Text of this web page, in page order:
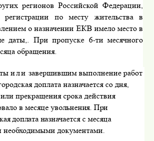
регионов Российской Федера­ции,
регистрации по месту житель­ства в
о назначении ЕКВ имело место в
даты,. При пропуске 6-ти месячного
обращения.
или завершившим выполнение работ
доплата назнача­ется со дня,
прекращения срока действия
в месяцеувольнения. При
доплата наз­начается с месяца
документами.